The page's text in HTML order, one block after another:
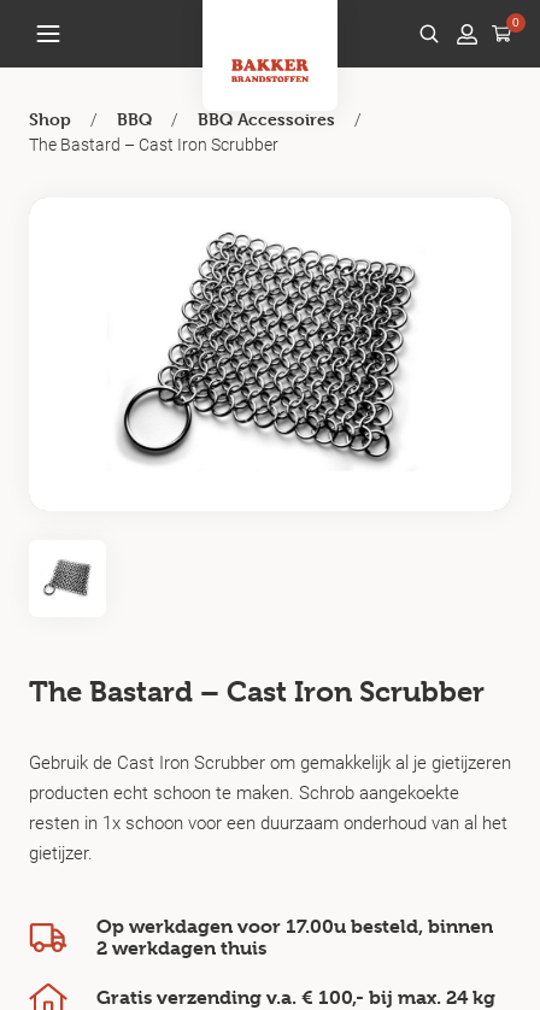
0
Shop / BBQ / BBQ Accessoires
/
The Bastard – Cast Iron Scrubber
The Bastard – Cast Iron Scrubber
Gebruik de Cast Iron Scrubber om gemakkelijk al je gietijzeren
producten echt schoon te maken. Schrob aangekoekte
resten in 1x schoon voor een duurzaam onderhoud van al het
gietijzer.
Op werkdagen voor 17.00u besteld, binnen
2 werkdagen thuis
Gratis verzending v.a. € 100,- bij max. 24 kg